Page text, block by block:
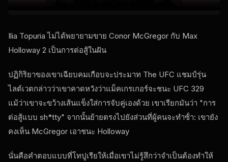
Ilia Topuria ไม่ได้พยายามขาย Conor McGregor กับ Max
Holloway 2 เป็นการต่อสู้ในฝัน
ปฏิกิริยาของเขาเฉียบคมเกือบจะประมาท The UFC แชมป์รุ่น
ไลต์เวตกล่าวว่าเขาคาดหวังว่าแม็คเกรเกอร์จะชนะ UFC 329
แม้ว่าเขาจะขว้างเส้นแข็งใส่การจับคู่เองด้วย เขาเรียกมันว่า "การ
ต่อสู้แบบ sh*tty" จากนั้นย้ายตรงไปยังส่วนที่ผู้คนจะทําซ้ํา: เขายัง
คงเห็น McGregor เอาชนะ Holloway
นั่นคือคําตอบแบบที่โทปูเรียให้เมื่อเขาไม่รู้สึกว่าจําเป็นต้องทําให้